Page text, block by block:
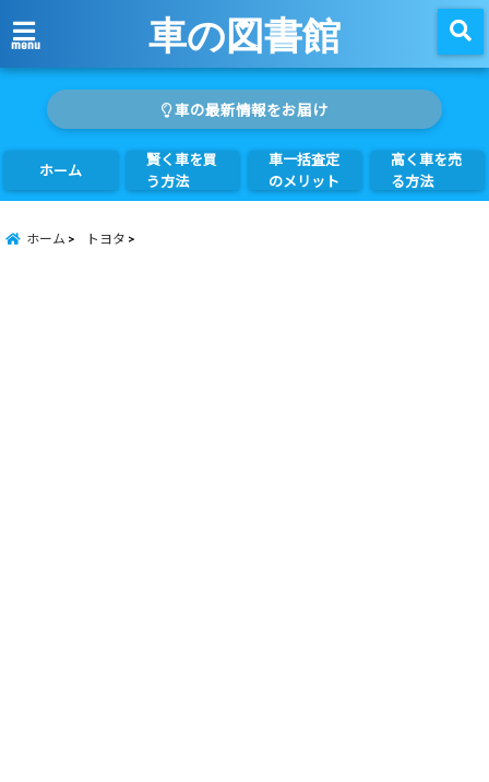
menu 車の図書館
車の最新情報をお届け
ホーム
賢く車を買
う方法
車一括査定
のメリット
高く車を売
る方法
ホーム トヨタ